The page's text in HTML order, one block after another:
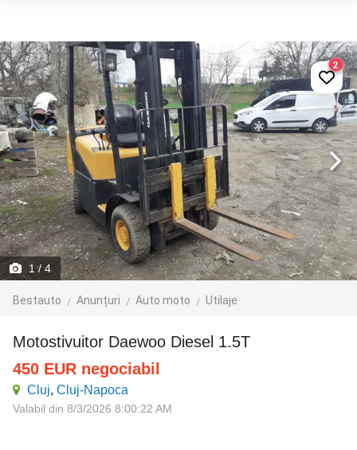
1/ 4
Bestauto Anunțuri Auto moto Utilaje
2
Motostivuitor Daewoo Diesel 1.5T
450 EUR negociabil
Cluj, Cluj-Napoca
Valabil din 8/3/2026 8:00:22 AM